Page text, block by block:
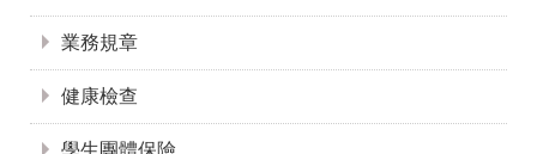
業務規章
健康檢查
學生團體保險